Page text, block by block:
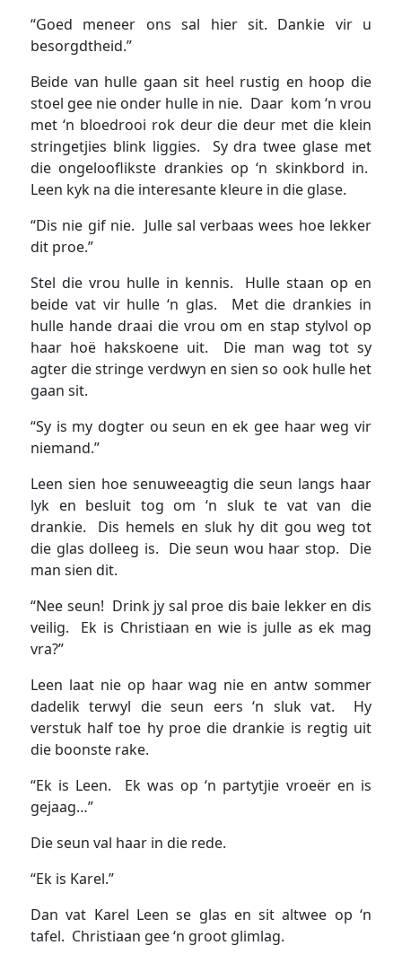
“Goed meneer ons sal hier sit. Dankie vir u
besorgdtheid.”
Beide van hulle gaan sit heel rustig en hoop die
stoel gee nie onder hulle in nie. Daar kom ‘n vrou
met ‘n bloedrooi rok deur die deur met die klein
stringetjies blink liggies. Sy dra twee glase met
die ongelooflikste drankies op ‘n skinkbord in.
Leen kyk na die interesante kleure in die glase.
“Dis nie gif nie. Julle sal verbaas wees hoe lekker
dit proe.”
Stel die vrou hulle in kennis. Hulle staan op en
beide vat vir hulle ‘n glas. Met die drankies in
hulle hande draai die vrou om en stap stylvol op
haar hoë hakskoene uit. Die man wag tot sy
agter die stringe verdwyn en sien so ook hulle het
gaan sit.
“Sy is my dogter ou seun en ek gee haar weg vir
niemand.”
Leen sien hoe senuweeagtig die seun langs haar
lyk en besluit tog om ‘n sluk te vat van die
drankie. Dis hemels en sluk hy dit gou weg tot
die glas dolleeg is. Die seun wou haar stop. Die
man sien dit.
“Nee seun! Drink jy sal proe dis baie lekker en dis
veilig. Ek is Christiaan en wie is julle as ek mag
vra?”
Leen laat nie op haar wag nie en antw sommer
dadelik terwyl die seun eers ‘n sluk vat. Hy
verstuk half toe hy proe die drankie is regtig uit
die boonste rake.
“Ek is Leen. Ek was op ‘n partytjie vroeër en is
gejaag…”
Die seun val haar in die rede.
“Ek is Karel.”
Dan vat Karel Leen se glas en sit altwee op ‘n
tafel. Christiaan gee ‘n groot glimlag.